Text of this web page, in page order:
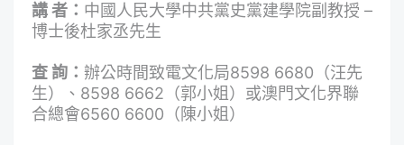
講 者： 中國人民大學中共黨史黨建學院副教授 –
博士後杜家丞先生
查 詢： 辦公時間致電文化局8598 6680（汪先
生）、8598 6662（郭小姐）或澳門文化界聯
合總會6560 6600（陳小姐）